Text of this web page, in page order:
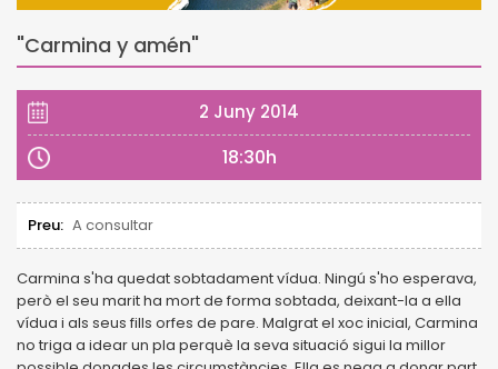
"Carmina y amén"
2 Juny 2014
18:30h
Preu: A consultar
Carmina s'ha quedat sobtadament vídua. Ningú s'ho esperava,
però el seu marit ha mort de forma sobtada, deixant-la a ella
vídua i als seus fills orfes de pare. Malgrat el xoc inicial, Carmina
no triga a idear un pla perquè la seva situació sigui la millor